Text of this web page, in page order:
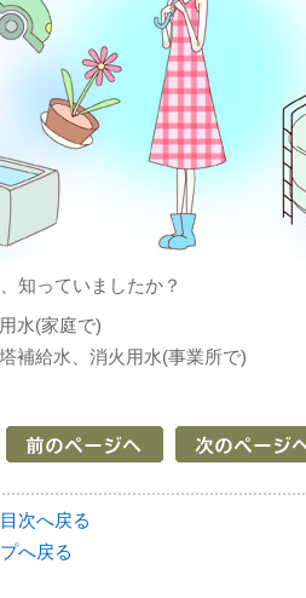
知っていましたか？
水(家庭で)
補給水、消火用水(事業所で)
次へ戻る
へ戻る